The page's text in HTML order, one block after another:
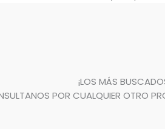
¡LOS MÁS
POR CUALQUIER OTRO